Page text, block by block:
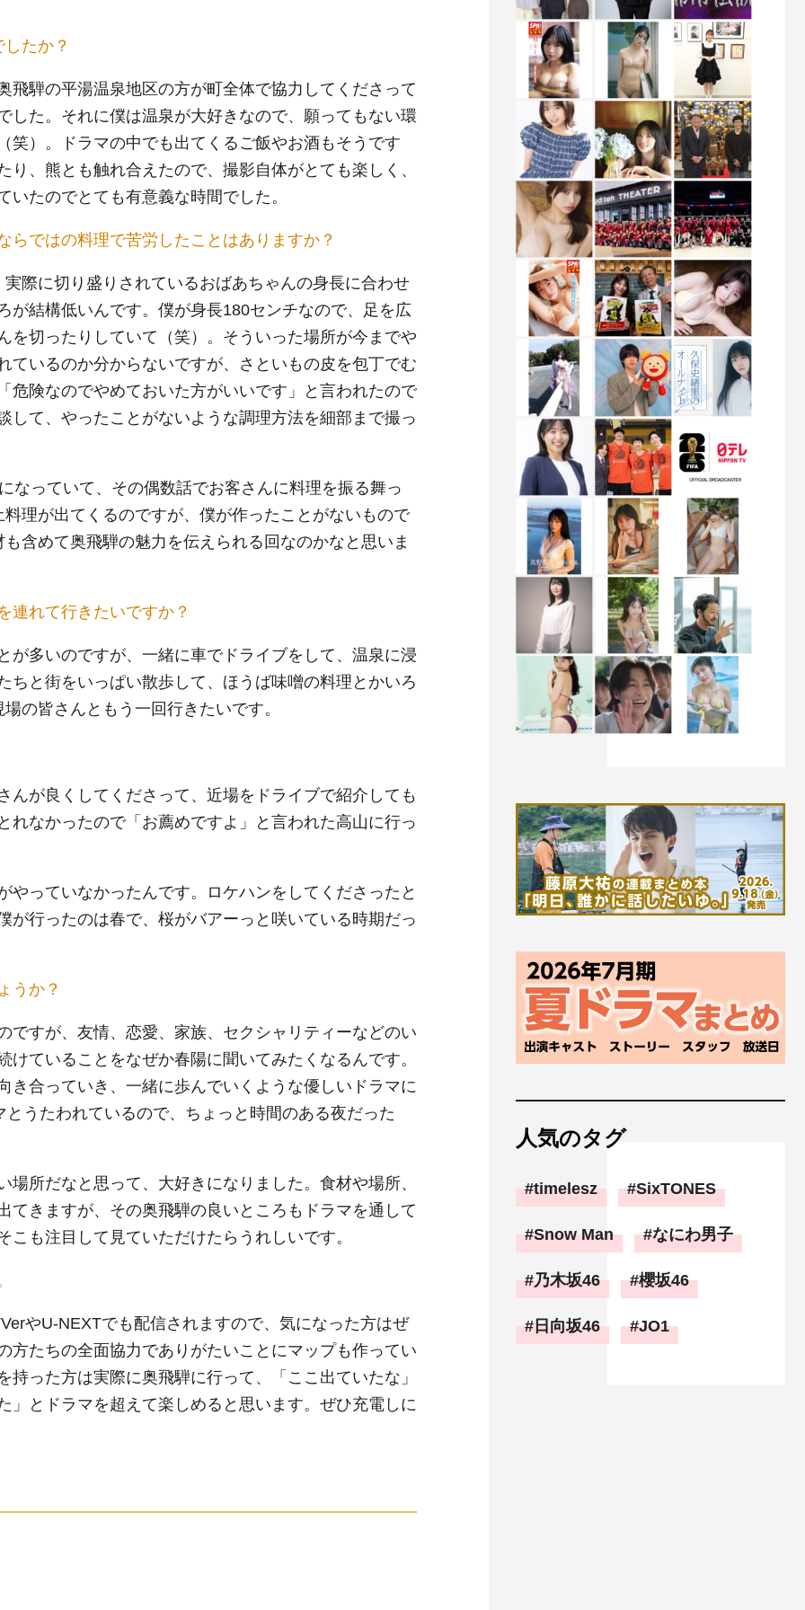
たか？
飛騨の平湯温泉地区の方が町全体で協力してくださって
した。それに僕は温泉が大好きなので、願ってもない環
笑）。ドラマの中でも出てくるご飯やお酒もそうです
、熊とも触れ合えたので、撮影自体がとても楽しく、
たのでとても有意義な時間でした。
ではの料理で苦労したことはありますか？
際に切り盛りされているおばあちゃんの身長に合わせ
が結構低いんです。僕が身長180センチなので、足を広
を切ったりしていて（笑）。そういった場所が今までや
ているのか分からないですが、さといもの皮を包丁でむ
危険なのでやめておいた方がいいです」と言われたので
して、やったことがないような調理方法を細部まで撮っ
なっていて、その偶数話でお客さんに料理を振る舞っ
理が出てくるのですが、僕が作ったことがないもので
含めて奥飛騨の魅力を伝えられる回なのかなと思いま
れて行きたいですか？
が多いのですが、一緒に車でドライブをして、温泉に浸
ちと街をいっぱい散歩して、ほうば味噌の料理とかいろ
の皆さんともう一回行きたいです。
んが良くしてくださって、近場をドライブで紹介しても
れなかったので「お薦めですよ」と言われた高山に行っ
やっていなかったんです。ロケハンをしてくださったと
が行ったのは春で、桜がバアーっと咲いている時期だっ
うか？
ですが、友情、恋愛、家族、セクシャリティーなどのい
ていることをなぜか春陽に聞いてみたくなるんです。
き合っていき、一緒に歩んでいくような優しいドラマに
うたわれているので、ちょっと時間のある夜だった
所だなと思って、大好きになりました。食材や場所、
てきますが、その奥飛騨の良いところもドラマを通して
も注目して見ていただけたらうれしいです。
やU-NEXTでも配信されますので、気になった方はぜ
方たちの全面協力でありがたいことにマップも作ってい
った方は実際に奥飛騨に行って、「ここ出ていたな」
」とドラマを超えて楽しめると思います。ぜひ充電しに
人気のタグ
timelesz SixTONES
Snow Man なにわ男子
乃木坂46 櫻坂46
日向坂46 JO1